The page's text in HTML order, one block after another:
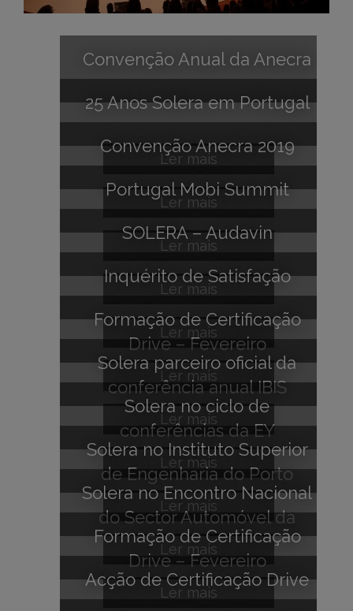
Convenção Anual da Anecra
Ler mais
25 Anos Solera em Portugal
Ler mais
Convenção Anecra 2019
Ler mais
Portugal Mobi Summit
Ler mais
SOLERA – Audavin
Ler mais
Inquérito de Satisfação
Ler mais
Formação de Certificação
Drive – Fevereiro
Ler mais
Solera parceiro oficial da
conferência anual IBIS
Summit
Ler mais
Solera no ciclo de
conferências da EY
Ler mais
Solera no Instituto Superior
de Engenharia do Porto
Ler mais
Solera no Encontro Nacional
do Sector Automóvel da
Beira Interior
Ler mais
Formação de Certificação
Drive – Fevereiro
Acção de Certificação Drive